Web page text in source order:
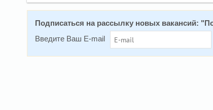
Подписаться на расcылку новых вакансий: "
Введите Ваш E-mail